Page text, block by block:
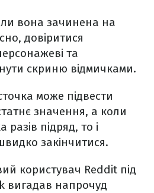
вона зачинена на
довіритися
та
скриню відмичками.
може підвести
значення, а коли
разів підряд, то і
закінчитися.
користувач Reddit під
вигадав напрочуд